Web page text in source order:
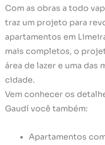
Com as obras a todo
traz um projeto para
apartamentos em
mais completos, o
área de lazer e uma das
cidade.
Vem conhecer os
Gaudí você também:
Apartamentos